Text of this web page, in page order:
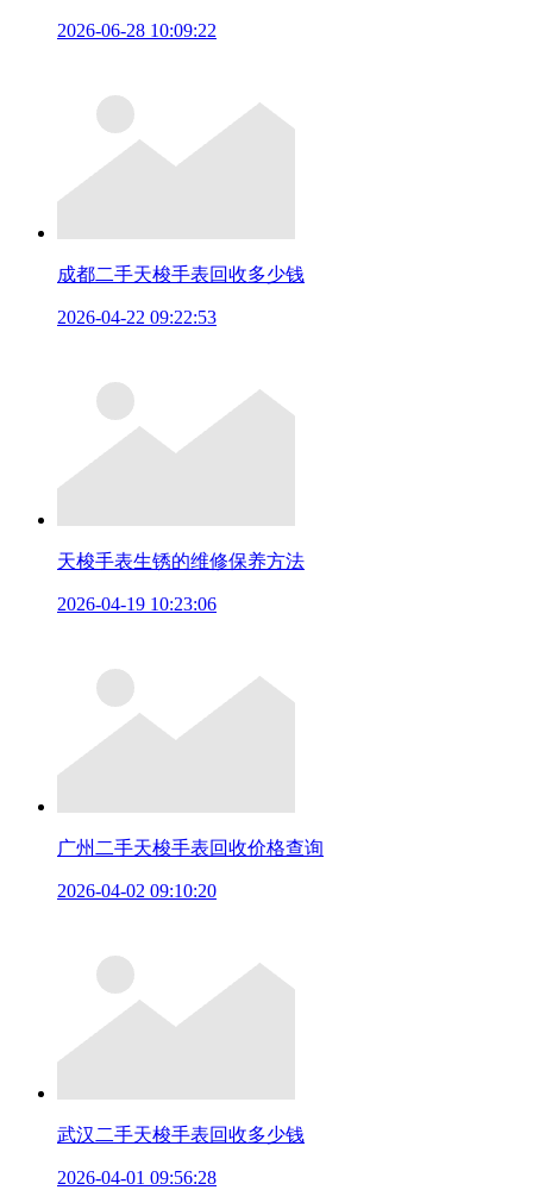
2026-06-28 10:09:22
成都二手天梭手表回收多少钱
2026-04-22 09:22:53
天梭手表生锈的维修保养方法
2026-04-19 10:23:06
广州二手天梭手表回收价格查询
2026-04-02 09:10:20
武汉二手天梭手表回收多少钱
2026-04-01 09:56:28